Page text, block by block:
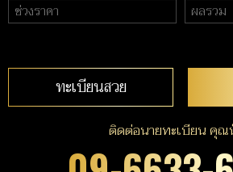
ทะเบียนสวย
ติดต่อนายทะเบียน คุ